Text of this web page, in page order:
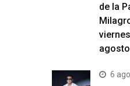
de la
agosto
6